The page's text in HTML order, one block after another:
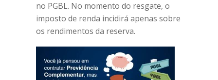
no PGBL. No momento do resgate, o
imposto de renda incidirá apenas sobre
os rendimentos da reserva.